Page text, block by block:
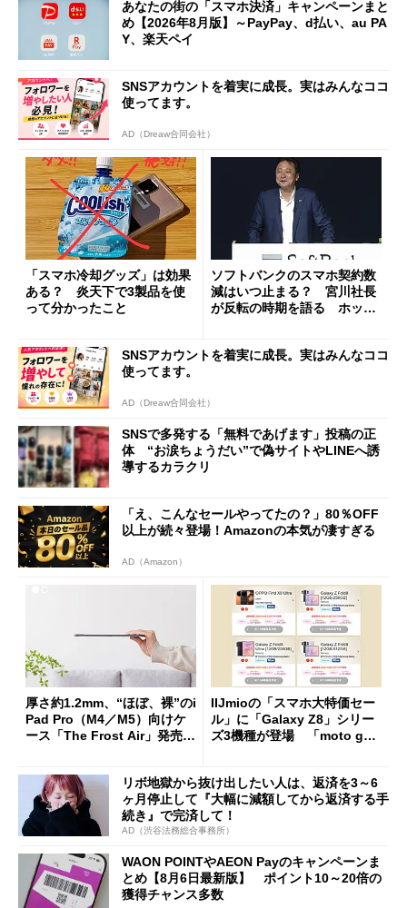
あなたの街の「スマホ決済」キャンペーンまと
め【2026年8月版】～PayPay、d払い、au PA
Y、楽天ペイ
SNSアカウントを着実に成長。実はみんなココ
使ってます。
AD（Dreaw合同会社）
「スマホ冷却グッズ」は効果
ある？ 炎天下で3製品を使
って分かったこと
ソフトバンクのスマホ契約数
減はいつ止まる？ 宮川社長
が反転の時期を語る ホッピ
SNSアカウントを着実に成長。実はみんなココ
使ってます。
AD（Dreaw合同会社）
SNSで多発する「無料であげます」投稿の正
体 “お涙ちょうだい”で偽サイトやLINEへ誘
導するカラクリ
「え、こんなセールやってたの？」80％OFF
以上が続々登場！Amazonの本気が凄すぎる
AD（Amazon）
厚さ約1.2mm、“ほぼ、裸”のi
Pad Pro（M4／M5）向けケ
ース「The Frost Air」発売
IIJmioの「スマホ大特価セー
ル」に「Galaxy Z8」シリー
ズ3機種が登場 「moto g37
リボ地獄から抜け出したい人は、返済を3～6
ヶ月停止して『大幅に減額してから返済する手
続き』で完済して！
AD（渋谷法務総合事務所）
WAON POINTやAEON Payのキャンペーンま
とめ【8月6日最新版】 ポイント10～20倍の
獲得チャンス多数